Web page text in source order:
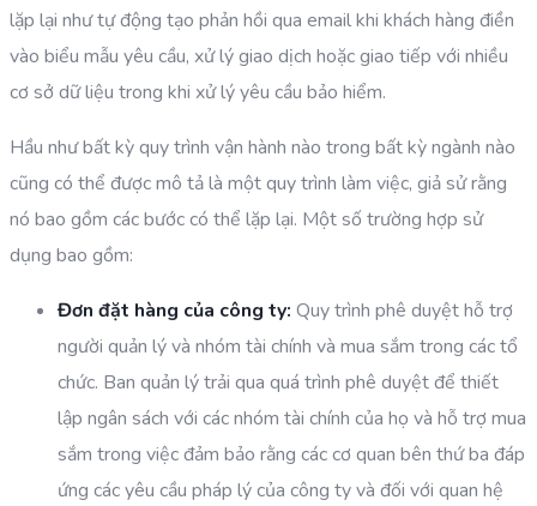
lặp lại như tự động tạo phản hồi qua email khi khách hàng điền
vào biểu mẫu yêu cầu, xử lý giao dịch hoặc giao tiếp với nhiều
cơ sở dữ liệu trong khi xử lý yêu cầu bảo hiểm.
Hầu như bất kỳ quy trình vận hành nào trong bất kỳ ngành nào
cũng có thể được mô tả là một quy trình làm việc, giả sử rằng
nó bao gồm các bước có thể lặp lại. Một số trường hợp sử
dụng bao gồm:
Đơn đặt hàng của công ty: Quy trình phê duyệt hỗ trợ
người quản lý và nhóm tài chính và mua sắm trong các tổ
chức. Ban quản lý trải qua quá trình phê duyệt để thiết
lập ngân sách với các nhóm tài chính của họ và hỗ trợ mua
sắm trong việc đảm bảo rằng các cơ quan bên thứ ba đáp
ứng các yêu cầu pháp lý của công ty và đối với quan hệ